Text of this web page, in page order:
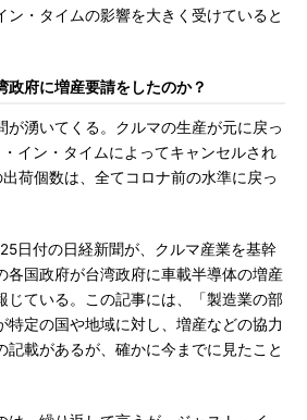
ン・タイムの影響を大きく受けていると
政府に増産要請をしたのか？
湧いてくる。クルマの生産が元に戻っ
イン・タイムによってキャンセルされ
荷個数は、全てコロナ前の水準に戻っ
日付の日経新聞が、クルマ産業を基幹
各国政府が台湾政府に車載半導体の増産
じている。この記事には、「製造業の部
特定の国や地域に対し、増産などの協力
記載があるが、確かに今までに見たこと